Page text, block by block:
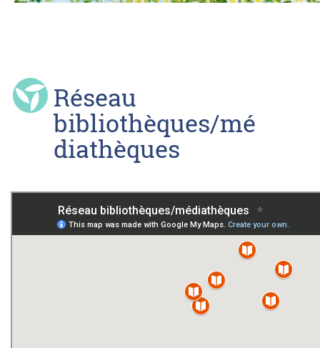
Réseau
bibliothèques/mé
diathèques